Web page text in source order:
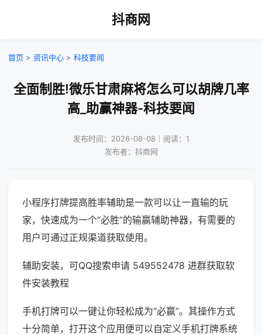
抖商网
首页 > 资讯中心 > 科技要闻
全面制胜!微乐甘肃麻将怎么可以胡牌几率
高_助赢神器-科技要闻
发布时间：2026-08-08｜阅读：1
发布者：抖商网
小程序打牌提高胜率辅助是一款可以让一直输的玩
家，快速成为一个“必胜”的输赢辅助神器，有需要的
用户可通过正规渠道获取使用。
辅助安装，可QQ搜索申请 549552478 进群获取软
件安装教程
手机打牌可以一键让你轻松成为“必赢”。其操作方式
十分简单，打开这个应用便可以自定义手机打牌系统